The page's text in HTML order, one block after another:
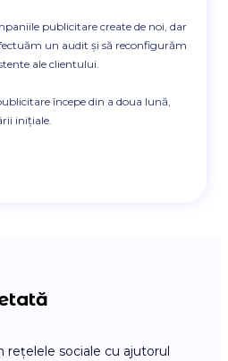
publicitare create de noi, dar
un audit și să reconfigurăm
ale clientului.
începe din a doua lună,
inițiale.
sociale cu ajutorul